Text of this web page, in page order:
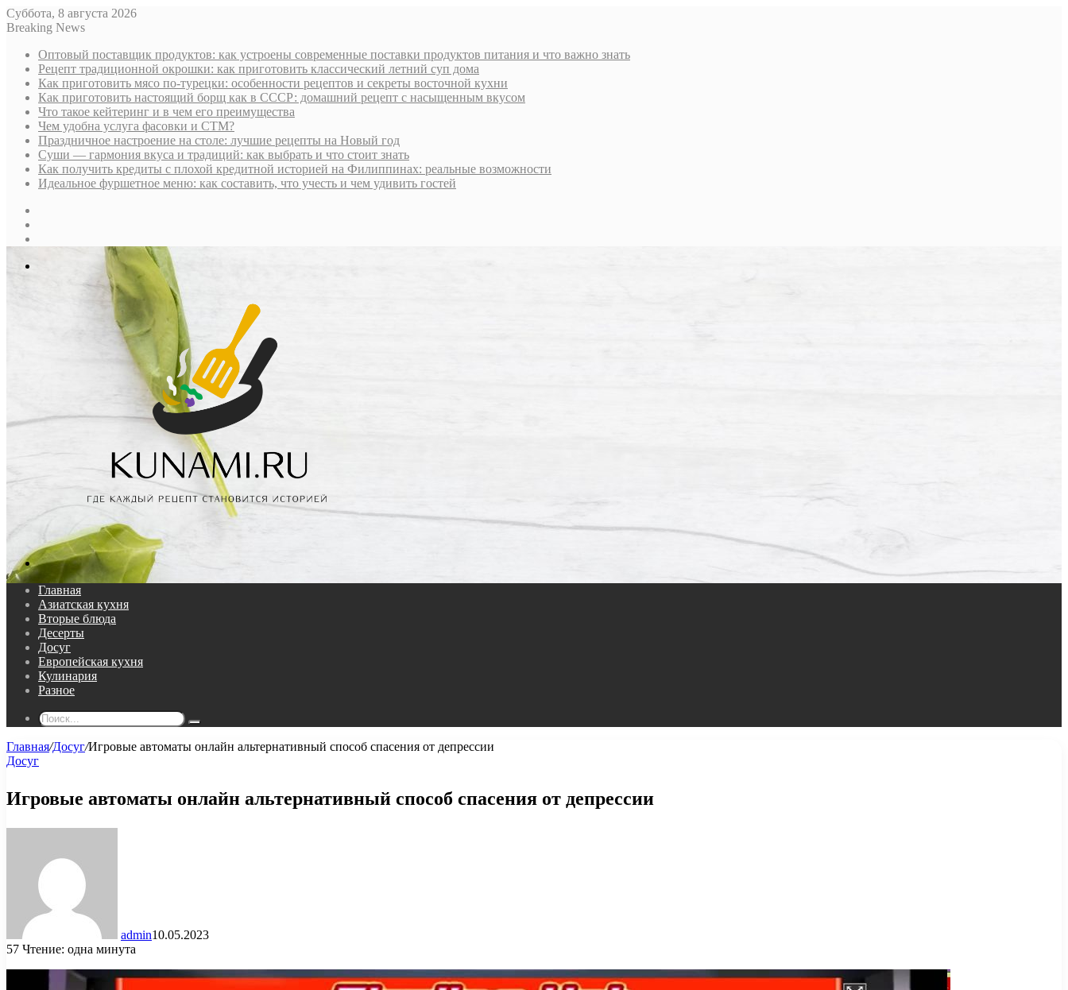
Суббота, 8 августа 2026
Breaking News
Оптовый поставщик продуктов: как устроены современные поставки продуктов питания и что важно знать
Рецепт традиционной окрошки: как приготовить классический летний суп дома
Как приготовить мясо по-турецки: особенности рецептов и секреты восточной кухни
Как приготовить настоящий борщ как в СССР: домашний рецепт с насыщенным вкусом
Что такое кейтеринг и в чем его преимущества
Чем удобна услуга фасовки и СТМ?
Праздничное настроение на столе: лучшие рецепты на Новый год
Суши — гармония вкуса и традиций: как выбрать и что стоит знать
Как получить кредиты с плохой кредитной историей на Филиппинах: реальные возможности
Идеальное фуршетное меню: как составить, что учесть и чем удивить гостей
Поиск...
Главная
Азиатская кухня
Вторые блюда
Десерты
Досуг
Европейская кухня
Кулинария
Разное
Поиск...
Главная/Досуг/Игровые автоматы онлайн альтернативный способ спасения от депрессии
Досуг
Игровые автоматы онлайн альтернативный способ спасения от депрессии
admin10.05.2023
57 Чтение: одна минута